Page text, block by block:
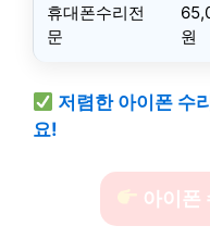
휴대폰수리전
문
원
저렴한 아이폰 수
요!
아이폰